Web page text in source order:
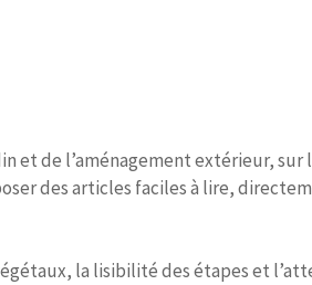
de l’aménagement extérieur, sur
des articles faciles à lire,
la lisibilité des étapes et